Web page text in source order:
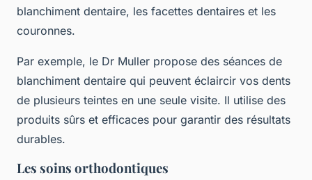
blanchiment dentaire, les facettes dentaires et les
couronnes.
Par exemple, le Dr Muller propose des séances de
blanchiment dentaire qui peuvent éclaircir vos dents
de plusieurs teintes en une seule visite. Il utilise des
produits sûrs et efficaces pour garantir des résultats
durables.
Les soins orthodontiques